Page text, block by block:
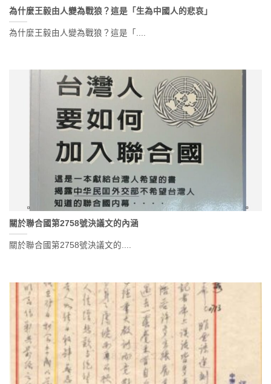
為什麼王毅由人變為戰狼？這是「生為中國人的悲哀」
為什麼王毅由人變為戰狼？這是「....
關於聯合國第2758號決議文的內涵
關於聯合國第2758號決議文的....